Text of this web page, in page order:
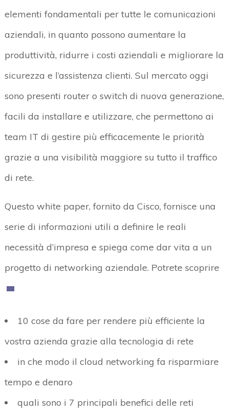
elementi fondamentali per tutte le comunicazioni
aziendali, in quanto possono aumentare la
produttività, ridurre i costi aziendali e migliorare la
sicurezza e l’assistenza clienti. Sul mercato oggi
sono presenti router o switch di nuova generazione,
facili da installare e utilizzare, che permettono ai
team IT di gestire più efficacemente le priorità
grazie a una visibilità maggiore su tutto il traffico
di rete.
Questo white paper, fornito da Cisco, fornisce una
serie di informazioni utili a definire le reali
necessità d’impresa e spiega come dar vita a un
progetto di networking aziendale. Potrete scoprire
10 cose da fare per rendere più efficiente la
vostra azienda grazie alla tecnologia di rete
in che modo il cloud networking fa risparmiare
tempo e denaro
quali sono i 7 principali benefici delle reti